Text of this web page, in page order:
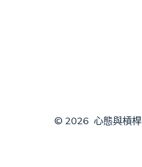
© 2026 心態與槓桿